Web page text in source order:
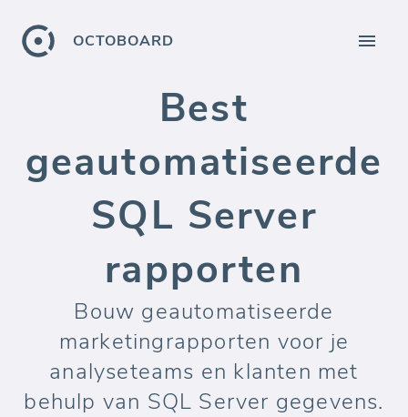
OCTOBOARD
Best
geautomatiseerde
SQL Server
rapporten
Bouw geautomatiseerde
marketingrapporten voor je
analyseteams en klanten met
behulp van SQL Server gegevens.